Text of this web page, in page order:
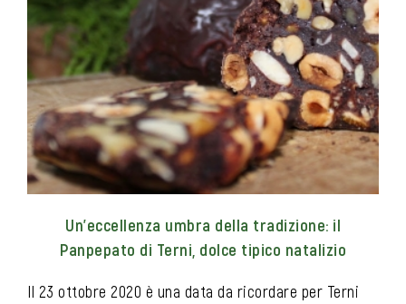
Un’eccellenza umbra della tradizione: il
Panpepato di Terni, dolce tipico natalizio
Il 23 ottobre 2020 è una data da ricordare per Terni